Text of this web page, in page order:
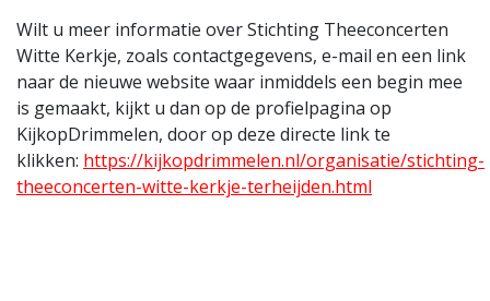
Wilt u meer informatie over Stichting Theeconcerten
Witte Kerkje, zoals contactgegevens, e-mail en een link
naar de nieuwe website waar inmiddels een begin mee
is gemaakt, kijkt u dan op de profielpagina op
KijkopDrimmelen, door op deze directe link te
klikken: https://kijkopdrimmelen.nl/organisatie/stichting-
theeconcerten-witte-kerkje-terheijden.html